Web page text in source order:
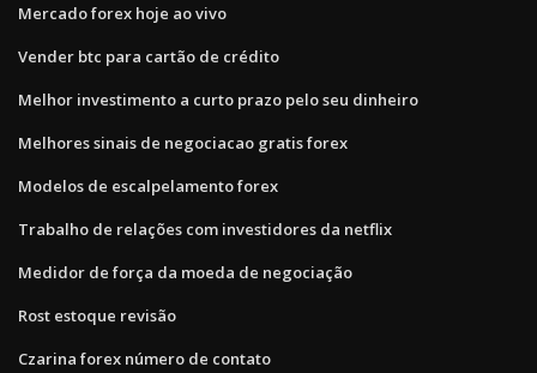
Mercado forex hoje ao vivo
Vender btc para cartão de crédito
Melhor investimento a curto prazo pelo seu dinheiro
Melhores sinais de negociacao gratis forex
Modelos de escalpelamento forex
Trabalho de relações com investidores da netflix
Medidor de força da moeda de negociação
Rost estoque revisão
Czarina forex número de contato